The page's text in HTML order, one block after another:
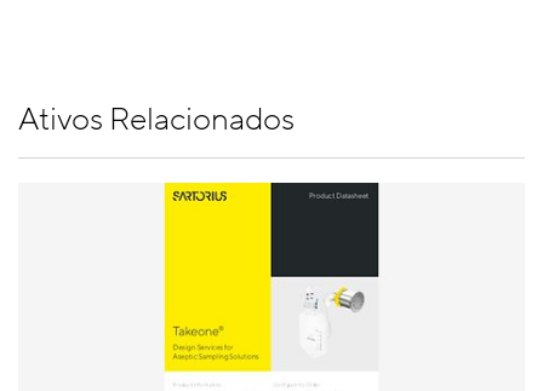
Ativos Relacionados